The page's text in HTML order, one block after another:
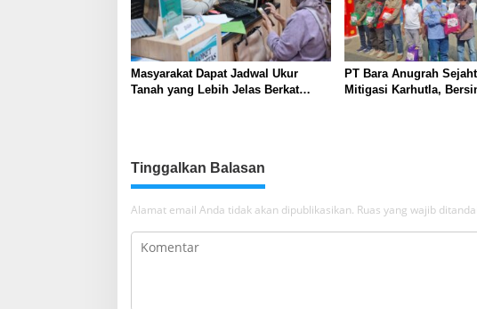
Masyarakat Dapat Jadwal Ukur
Tanah yang Lebih Jelas Berkat
PT Bara Anugrah
Mitigasi Karhutla,
Tinggalkan Balasan
Alamat email Anda tidak akan dipublikasikan. Ruas yang wajib ditandai